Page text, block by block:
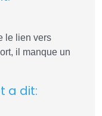
le lien vers
il manque un
a dit: